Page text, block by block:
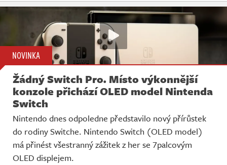
NOVINKA
Žádný Switch Pro. Místo výkonnější
konzole přichází OLED model Nintenda
Switch
Nintendo dnes odpoledne představilo nový přírůstek
do rodiny Switche. Nintendo Switch (OLED model)
má přinést všestranný zážitek z her se 7palcovým
OLED displejem.